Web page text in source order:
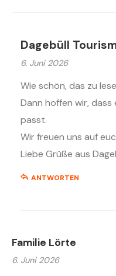
Dagebüll
6. Juni 2026
Wie schön, das zu
Dann hoffen wir,
passt.
Wir freuen uns auf
Liebe Grüße aus
ANTWORTEN
Familie Lörte
6. Juni 2026